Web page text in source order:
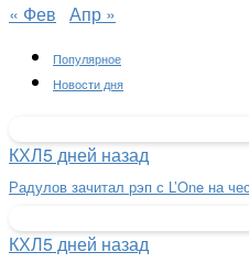
« Фев Апр »
Популярное
Новости дня
КХЛ5 дней назад
Радулов зачитал рэп с L’One на
КХЛ5 дней назад